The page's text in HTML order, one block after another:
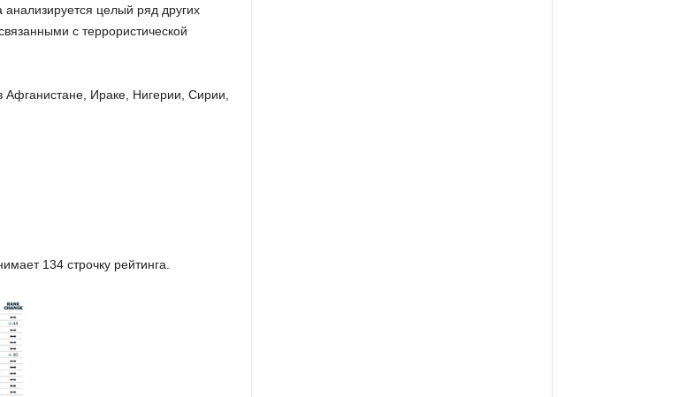
целый ряд других
с террористической
Ираке, Нигерии, Сирии,
134 строчку рейтинга.